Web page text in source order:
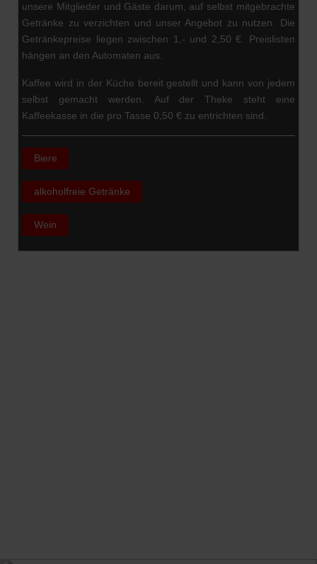
unsere Mitglieder und Gäste darum, auf selbst mitgebrachte
Getränke zu verzichten und unser Angebot zu nutzen. Die
Getränkepreise liegen zwischen 1,- und 2,50 €. Preislisten
hängen an den Automaten aus.
Kaffee wird in der Küche bereit gestellt und kann von jedem
selbst gemacht werden. Auf der Theke steht eine
Kaffeekasse in die pro Tasse 0,50 € zu entrichten sind.
Biere
alkoholfreie Getränke
Wein